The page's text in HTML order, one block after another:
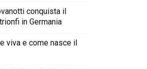
conquista il
in Germania
viva e come nasce il